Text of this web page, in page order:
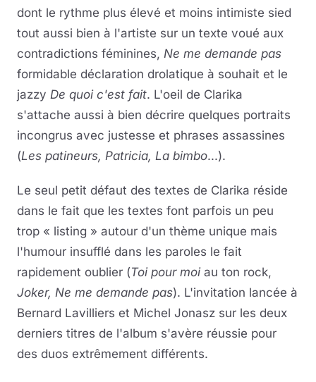
dont le rythme plus élevé et moins intimiste sied
tout aussi bien à l'artiste sur un texte voué aux
contradictions féminines, Ne me demande pas
formidable déclaration drolatique à souhait et le
jazzy De quoi c'est fait. L'oeil de Clarika
s'attache aussi à bien décrire quelques portraits
incongrus avec justesse et phrases assassines
(Les patineurs, Patricia, La bimbo...).
Le seul petit défaut des textes de Clarika réside
dans le fait que les textes font parfois un peu
trop « listing » autour d'un thème unique mais
l'humour insufflé dans les paroles le fait
rapidement oublier (Toi pour moiau ton rock,
Joker, Ne me demande pas). L'invitation lancée à
Bernard Lavilliers et Michel Jonasz sur les deux
derniers titres de l'album s'avère réussie pour
des duos extrêmement différents.